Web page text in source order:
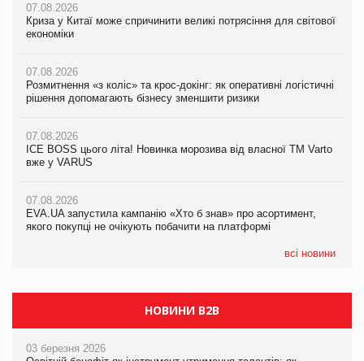
07.08.2026
Криза у Китаї може спричинити великі потрясіння для світової
економіки
07.08.2026
Розмитнення «з коліс» та крос-докінг: як оперативні логістичні
рішення допомагають бізнесу зменшити ризики
07.08.2026
ICE BOSS цього літа! Новинка морозива від власної ТМ Varto
вже у VARUS
07.08.2026
EVA.UA запустила кампанію «Хто б знав» про асортимент,
якого покупці не очікують побачити на платформі
всі новини
07.08.2026
Криза у Китаї може спричинити великі потрясіння для світової
економіки
07.08.2026
Розмитнення «з коліс» та крос-докінг: як оперативні логістичні
рішення допомагають бізнесу зменшити ризики
07.08.2026
ICE BOSS цього літа! Новинка морозива від власної ТМ Varto
вже у VARUS
07.08.2026
EVA.UA запустила кампанію «Хто б знав» про асортимент,
якого покупці не очікують побачити на платформі
07.08.2026
Криза у Китаї може спричинити великі потрясіння для світової
економіки
07.08.2026
Kraft Heinz скоротила збиток у першому півріччі
Продажі Hugo Boss впали на 9%
НОВИНИ B2B
03 березня 2026